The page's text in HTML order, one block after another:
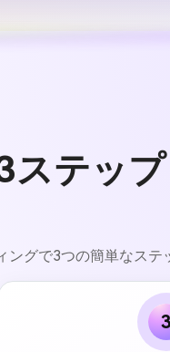
ステップ
グで3つの簡単なステ